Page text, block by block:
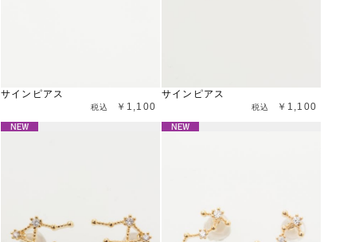
サインピアス
￥1,100
サインピアス
￥1,100